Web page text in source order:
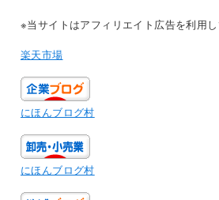
※当サイトはアフィリエイト広告を利用
楽天市場
にほんブログ村
にほんブログ村